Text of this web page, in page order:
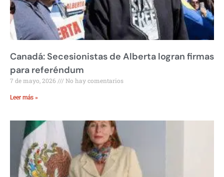
Canadá: Secesionistas de Alberta logran firmas
para referéndum
7 de mayo, 2026 No hay comentarios
Leer más »